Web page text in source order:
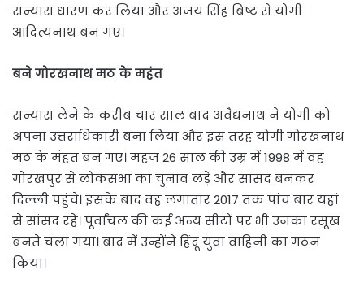
सन्यास धारण कर लिया और अजय सिंह बिष्ट से योगी
आदित्यनाथ बन गए।
बने गोरखनाथ मठ के महंत
सन्यास लेने के करीब चार साल बाद अवैद्यनाथ ने योगी को
अपना उत्तराधिकारी बना लिया और इस तरह योगी गोरखनाथ
मठ के मंहत बन गए। महज 26 साल की उम्र में 1998 में वह
गोरखपुर से लोकसभा का चुनाव लड़े और सांसद बनकर
दिल्ली पहुंचे। इसके बाद वह लगातार 2017 तक पांच बार यहां
से सांसद रहे। पूर्वांचल की कई अन्य सीटों पर भी उनका रसूख
बनते चला गया। बाद में उन्होंने हिंदू युवा वाहिनी का गठन
किया।